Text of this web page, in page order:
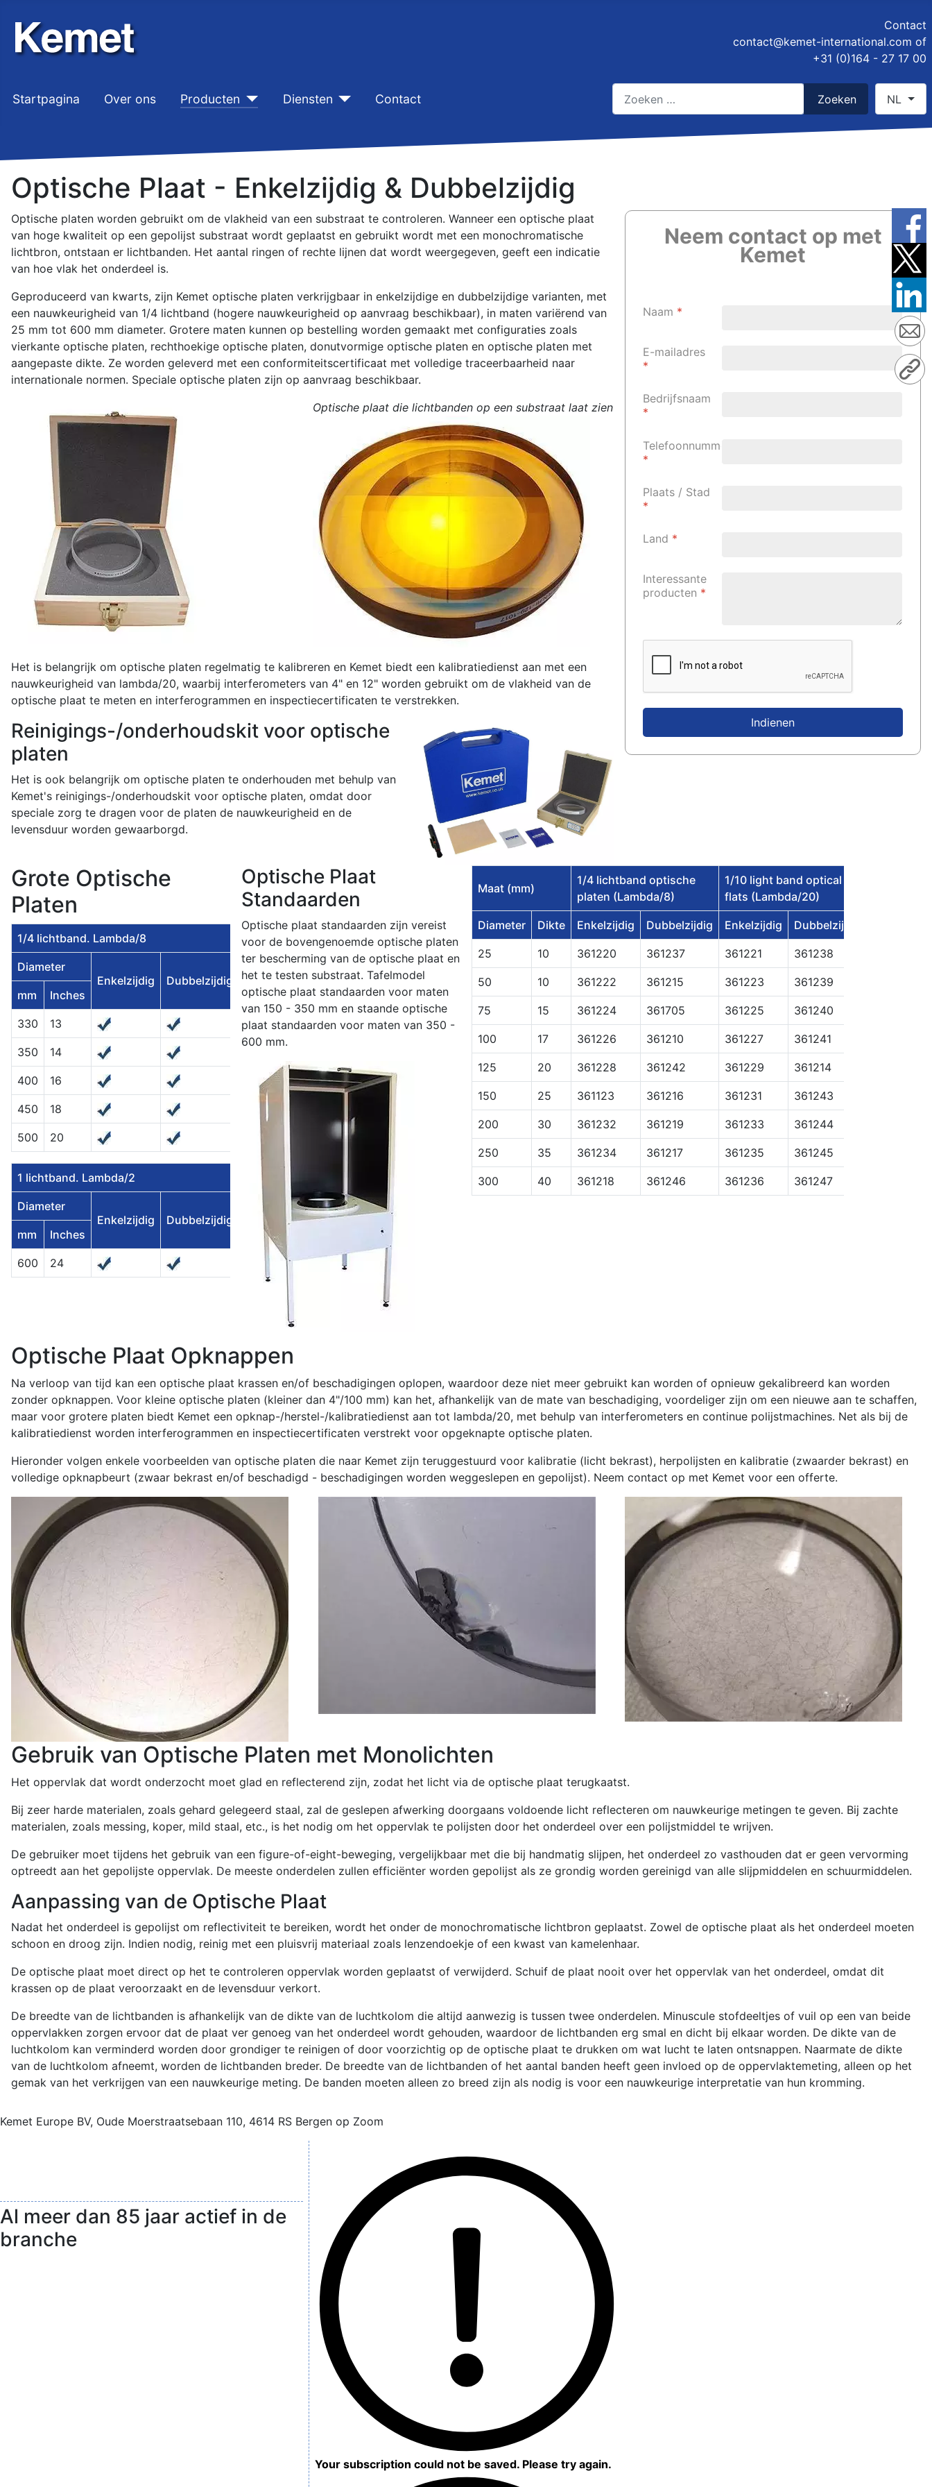
Contact
contact@kemet-international.com of
+31 (0)164 - 27 17 00
Startpagina Over ons Producten Diensten Contact Zoeken NL
Optische Plaat - Enkelzijdig & Dubbelzijdig
Optische platen worden gebruikt om de vlakheid van een substraat te controleren. Wanneer een optische plaat
van hoge kwaliteit op een gepolijst substraat wordt geplaatst en gebruikt wordt met een monochromatische
lichtbron, ontstaan er lichtbanden. Het aantal ringen of rechte lijnen dat wordt weergegeven, geeft een indicatie
van hoe vlak het onderdeel is.
Geproduceerd van kwarts, zijn Kemet optische platen verkrijgbaar in enkelzijdige en dubbelzijdige varianten, met
een nauwkeurigheid van 1/4 lichtband (hogere nauwkeurigheid op aanvraag beschikbaar), in maten variërend van
25 mm tot 600 mm diameter. Grotere maten kunnen op bestelling worden gemaakt met configuraties zoals
vierkante optische platen, rechthoekige optische platen, donutvormige optische platen en optische platen met
aangepaste dikte. Ze worden geleverd met een conformiteitscertificaat met volledige traceerbaarheid naar
internationale normen. Speciale optische platen zijn op aanvraag beschikbaar.
Optische plaat die lichtbanden op een substraat laat zien
Het is belangrijk om optische platen regelmatig te kalibreren en Kemet biedt een kalibratiedienst aan met een
nauwkeurigheid van lambda/20, waarbij interferometers van 4" en 12" worden gebruikt om de vlakheid van de
optische plaat te meten en interferogrammen en inspectiecertificaten te verstrekken.
Reinigings-/onderhoudskit voor optische
platen
Het is ook belangrijk om optische platen te onderhouden met behulp van
Kemet's reinigings-/onderhoudskit voor optische platen, omdat door
speciale zorg te dragen voor de platen de nauwkeurigheid en de
levensduur worden gewaarborgd.
Neem contact op met
Kemet
Naam *
E-mailadres
*
Bedrijfsnaam
*
Telefoonnummer
*
Plaats / Stad
*
Land *
Interessante
producten *
Indienen
Grote Optische
Platen
1/4 lichtband. Lambda/8
Diameter
Enkelzijdig
Dubbelzijdig
mm
Inches
330 13
350 14
400 16
450 18
500 20
1 lichtband. Lambda/2
Diameter
Enkelzijdig
Dubbelzijdig
mm
Inches
600 24
Optische Plaat
Standaarden
Optische plaat standaarden zijn vereist
voor de bovengenoemde optische platen
ter bescherming van de optische plaat en
het te testen substraat. Tafelmodel
optische plaat standaarden voor maten
van 150 - 350 mm en staande optische
plaat standaarden voor maten van 350 -
600 mm.
Maat (mm)
1/4 lichtband optische
platen (Lambda/8)
1/10 light band optical
flats (Lambda/20)
Diameter Dikte Enkelzijdig Dubbelzijdig Enkelzijdig Dubbelzijdig
25 10 361220 361237 361221 361238
50 10 361222 361215 361223 361239
75 15 361224 361705 361225 361240
100 17 361226 361210 361227 361241
125 20 361228 361242 361229 361214
150 25 361123 361216 361231 361243
200 30 361232 361219 361233 361244
250 35 361234 361217 361235 361245
300 40 361218 361246 361236 361247
Optische Plaat Opknappen
Na verloop van tijd kan een optische plaat krassen en/of beschadigingen oplopen, waardoor deze niet meer gebruikt kan worden of opnieuw gekalibreerd kan worden
zonder opknappen. Voor kleine optische platen (kleiner dan 4"/100 mm) kan het, afhankelijk van de mate van beschadiging, voordeliger zijn om een nieuwe aan te schaffen,
maar voor grotere platen biedt Kemet een opknap-/herstel-/kalibratiedienst aan tot lambda/20, met behulp van interferometers en continue polijstmachines. Net als bij de
kalibratiedienst worden interferogrammen en inspectiecertificaten verstrekt voor opgeknapte optische platen.
Hieronder volgen enkele voorbeelden van optische platen die naar Kemet zijn teruggestuurd voor kalibratie (licht bekrast), herpolijsten en kalibratie (zwaarder bekrast) en
volledige opknapbeurt (zwaar bekrast en/of beschadigd - beschadigingen worden weggeslepen en gepolijst). Neem contact op met Kemet voor een offerte.
Gebruik van Optische Platen met Monolichten
Het oppervlak dat wordt onderzocht moet glad en reflecterend zijn, zodat het licht via de optische plaat terugkaatst.
Bij zeer harde materialen, zoals gehard gelegeerd staal, zal de geslepen afwerking doorgaans voldoende licht reflecteren om nauwkeurige metingen te geven. Bij zachte
materialen, zoals messing, koper, mild staal, etc., is het nodig om het oppervlak te polijsten door het onderdeel over een polijstmiddel te wrijven.
De gebruiker moet tijdens het gebruik van een figure-of-eight-beweging, vergelijkbaar met die bij handmatig slijpen, het onderdeel zo vasthouden dat er geen vervorming
optreedt aan het gepolijste oppervlak. De meeste onderdelen zullen efficiënter worden gepolijst als ze grondig worden gereinigd van alle slijpmiddelen en schuurmiddelen.
Aanpassing van de Optische Plaat
Nadat het onderdeel is gepolijst om reflectiviteit te bereiken, wordt het onder de monochromatische lichtbron geplaatst. Zowel de optische plaat als het onderdeel moeten
schoon en droog zijn. Indien nodig, reinig met een pluisvrij materiaal zoals lenzendoekje of een kwast van kamelenhaar.
De optische plaat moet direct op het te controleren oppervlak worden geplaatst of verwijderd. Schuif de plaat nooit over het oppervlak van het onderdeel, omdat dit
krassen op de plaat veroorzaakt en de levensduur verkort.
De breedte van de lichtbanden is afhankelijk van de dikte van de luchtkolom die altijd aanwezig is tussen twee onderdelen. Minuscule stofdeeltjes of vuil op een van beide
oppervlakken zorgen ervoor dat de plaat ver genoeg van het onderdeel wordt gehouden, waardoor de lichtbanden erg smal en dicht bij elkaar worden. De dikte van de
luchtkolom kan verminderd worden door grondiger te reinigen of door voorzichtig op de optische plaat te drukken om wat lucht te laten ontsnappen. Naarmate de dikte
van de luchtkolom afneemt, worden de lichtbanden breder. De breedte van de lichtbanden of het aantal banden heeft geen invloed op de oppervlaktemeting, alleen op het
gemak van het verkrijgen van een nauwkeurige meting. De banden moeten alleen zo breed zijn als nodig is voor een nauwkeurige interpretatie van hun kromming.
Kemet Europe BV, Oude Moerstraatsebaan 110, 4614 RS Bergen op Zoom
Al meer dan 85 jaar actief in de
branche
Your subscription could not be saved. Please try again.